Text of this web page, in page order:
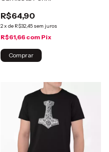
R$64,90
2x de R$32,45 sem juros
R$61,66 com Pix
Comprar